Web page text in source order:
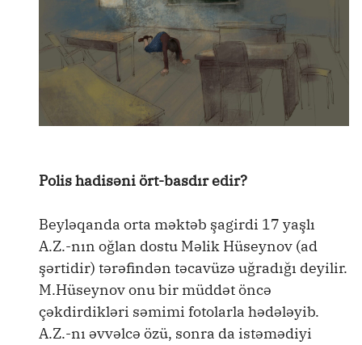
Polis hadisəni ört-basdır edir?
Beyləqanda orta məktəb şagirdi 17 yaşlı
A.Z.-nın oğlan dostu Məlik Hüseynov (ad
şərtidir) tərəfindən təcavüzə uğradığı deyilir.
M.Hüseynov onu bir müddət öncə
çəkdirdikləri səmimi fotolarla hədələyib.
A.Z.-nı əvvəlcə özü, sonra da istəmədiyi